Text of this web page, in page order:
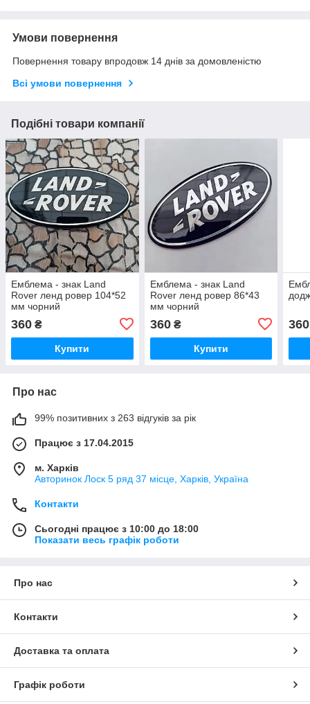
Умови повернення
Повернення товару впродовж 14 днів за домовленістю
Всі умови повернення
Подібні товари компанії
Емблема - знак Land
Rover ленд ровер 104*52
мм чорний
360 ₴
Купити
Емблема - знак Land
Rover ленд ровер 86*43
мм чорний
360₴
Купити
360
Про нас
99% позитивних з 263 відгуків за рік
Працює з 17.04.2015
м. Харків
Авторинок Лоск 5 ряд 37 місце, Харків, Україна
Контакти
Сьогодні працює з 10:00 до 18:00
Показати весь графік роботи
Про нас
Контакти
Доставка та оплата
Графік роботи